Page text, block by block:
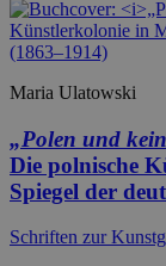
Maria Ulatowski
„Polen und
Die polnische
Spiegel der
Schriften zur